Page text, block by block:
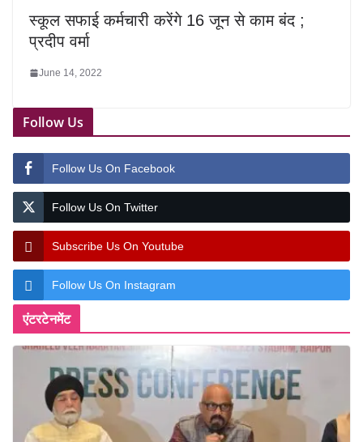
स्कूल सफाई कर्मचारी करेंगे 16 जून से काम बंद ;
प्रदीप वर्मा
June 14, 2022
Follow Us
Follow Us On Facebook
Follow Us On Twitter
Subscribe Us On Youtube
Follow Us On Instagram
एंटरटेनमेंट